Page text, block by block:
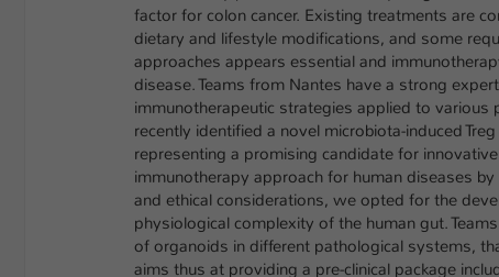
factor for colon cancer. Existing treatments are
dietary and lifestyle modifications, and some
approaches appears essential and
disease. Teams from Nantes have a strong
immunotherapeutic strategies applied to various
recently identified a novel microbiota-induced
representing a promising candidate for
immunotherapy approach for human diseases
and ethical considerations, we opted for the
physiological complexity of the human gut.
of organoids in different pathological systems,
aims thus at providing a pre-clinical package